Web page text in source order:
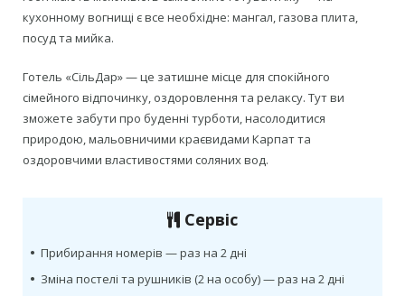
кухонному вогнищі є все необхідне: мангал, газова плита,
посуд та мийка.
Готель «СільДар» — це затишне місце для спокійного
сімейного відпочинку, оздоровлення та релаксу. Тут ви
зможете забути про буденні турботи, насолодитися
природою, мальовничими краєвидами Карпат та
оздоровчими властивостями соляних вод.
Сервіс
• Прибирання номерів — раз на 2 дні
• Зміна постелі та рушників (2 на особу) — раз на 2 дні